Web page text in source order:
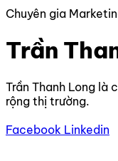
Chuyên gia
Trần
Trần Thanh Long là
rộng thị trường.
Facebook Linkedin